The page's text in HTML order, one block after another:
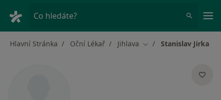
Co hledáte?
Hlavní Stránka Oční Lékař Jihlava Změna města
Stanislav Jirka